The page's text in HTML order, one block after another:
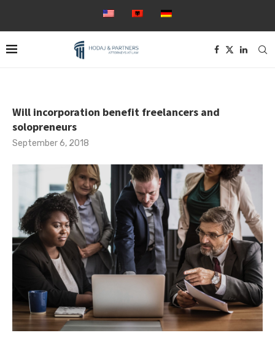
Will incorporation benefit freelancers and
solopreneurs
September 6, 2018